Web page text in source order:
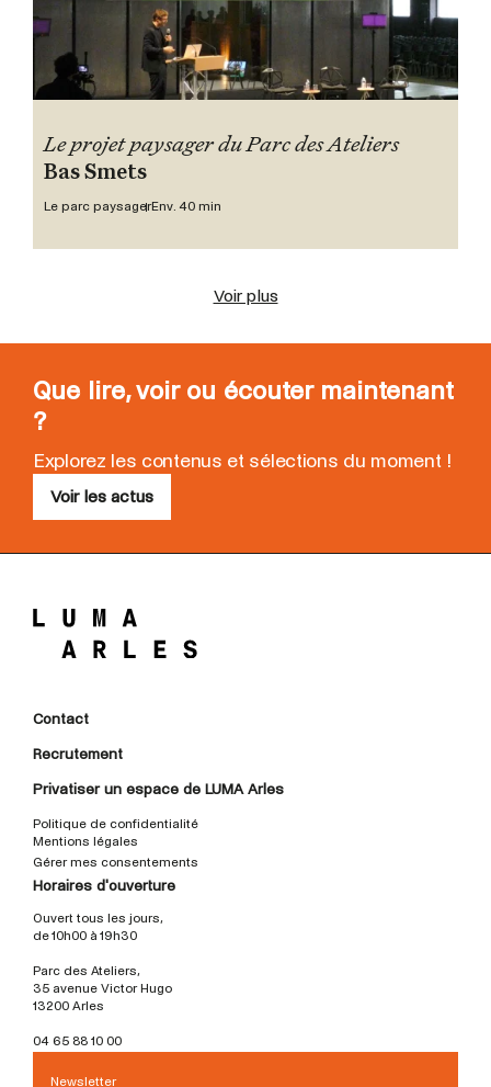
Le projet paysager du Parc des Ateliers
Bas Smets
Le parc paysagerEnv. 40 min
Voir plus
Que lire, voir ou écouter maintenant
?
Explorez les contenus et sélections du moment !
Voir les actus
Contact
Recrutement
Privatiser un espace de LUMA Arles
Politique de confidentialité
Mentions légales
Gérer mes consentements
Horaires d'ouverture
Ouvert tous les jours,
de 10h00 à 19h30
Parc des Ateliers,
35 avenue Victor Hugo
13200 Arles
04 65 88 10 00
Newsletter